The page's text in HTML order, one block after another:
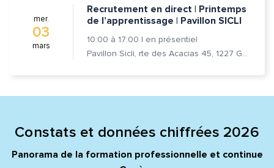
mer.
03
mars
Recrutement en direct | Printemps
de l’apprentissage | Pavillon SICLI
10:00 à 17:00 | en présentiel
Pavillon Sicli, rte des Acacias 45, 1227 Genève
Constats et données chiffrées 2026
Panorama de la formation professionnelle et continue
Prénom et nom*
Message*
Commentaire*